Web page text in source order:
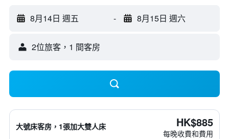
8月14日 週五 - 8月15日 週六
2位旅客，1 間客房
大號床客房，1張加大雙人床 HK$885
每晚收費和費用